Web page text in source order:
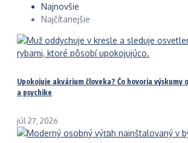
Najnovšie
Najčítanejšie
Upokojuje akvárium človeka? Čo hovoria výskumy
a psychike
júl 27, 2026